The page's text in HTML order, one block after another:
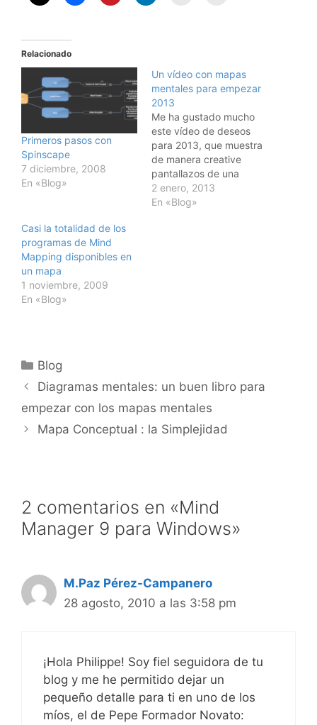
Relacionado
Primeros pasos con
Spinscape
7 diciembre, 2008
En «Blog»
Un vídeo con mapas
mentales para empezar
2013
Me ha gustado mucho
este vídeo de deseos
para 2013, que muestra
de manera creative
pantallazos de una
applicación muy
interesante: IM-
2 enero, 2013
En «Blog»
Casi la totalidad de los
programas de Mind
Mapping disponibles en
un mapa
1 noviembre, 2009
En «Blog»
Categorías
Blog
Diagramas mentales: un buen libro para
empezar con los mapas mentales
Mapa Conceptual : la Simplejidad
2 comentarios en «Mind
Manager 9 para Windows»
M.Paz Pérez-Campanero
28 agosto, 2010 a las 3:58 pm
¡Hola Philippe! Soy fiel seguidora de tu
blog y me he permitido dejar un
pequeño detalle para ti en uno de los
míos, el de Pepe Formador Novato: